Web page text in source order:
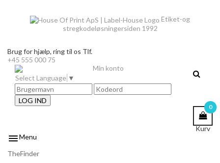
Etiket-og
stregkodeløsningersiden 1992
Brug for hjælp, ring til os Tlf.
+45 555 000 75
Select Language ▼
LOG IND
0
Kurv
Min konto
Menu
TheFinder